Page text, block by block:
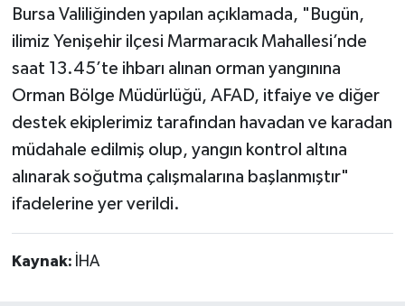
Bursa Valiliğinden yapılan açıklamada, "Bugün,
ilimiz Yenişehir ilçesi Marmaracık Mahallesi’nde
saat 13.45’te ihbarı alınan orman yangınına
Orman Bölge Müdürlüğü, AFAD, itfaiye ve diğer
destek ekiplerimiz tarafından havadan ve karadan
müdahale edilmiş olup, yangın kontrol altına
alınarak soğutma çalışmalarına başlanmıştır"
ifadelerine yer verildi.
Kaynak: İHA